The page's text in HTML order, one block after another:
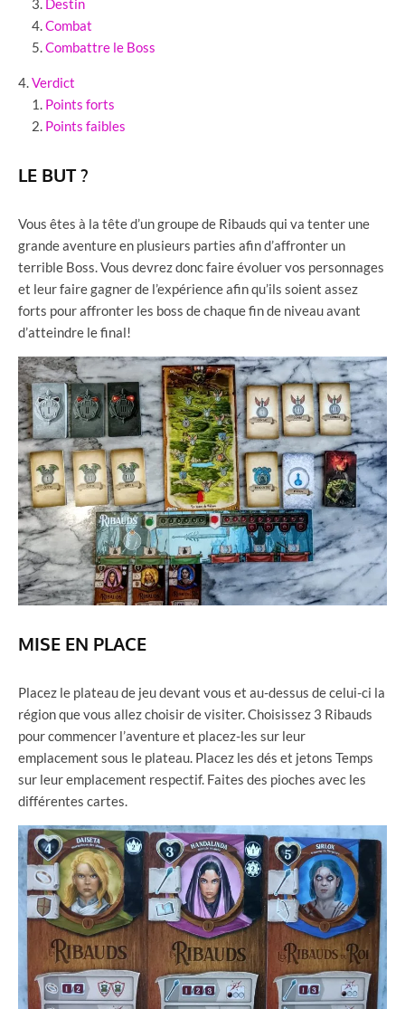
Destin
Combat
Combattre le Boss
Verdict
Points forts
Points faibles
LE BUT ?
Vous êtes à la tête d’un groupe de Ribauds qui va tenter une
grande aventure en plusieurs parties afin d’affronter un
terrible Boss. Vous devrez donc faire évoluer vos personnages
et leur faire gagner de l’expérience afin qu’ils soient assez
forts pour affronter les boss de chaque fin de niveau avant
d’atteindre le final!
MISE EN PLACE
Placez le plateau de jeu devant vous et au-dessus de celui-ci la
région que vous allez choisir de visiter. Choisissez 3 Ribauds
pour commencer l’aventure et placez-les sur leur
emplacement sous le plateau. Placez les dés et jetons Temps
sur leur emplacement respectif. Faites des pioches avec les
différentes cartes.